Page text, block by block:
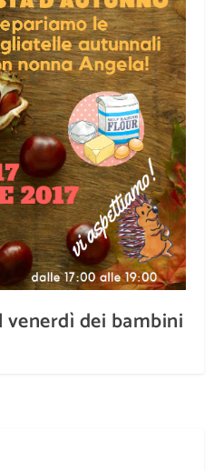
venerdì dei bambini